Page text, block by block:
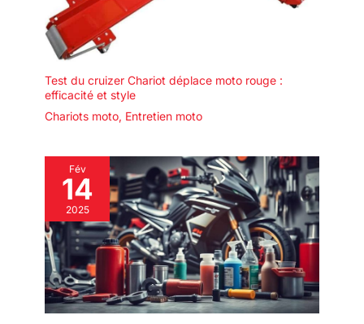
Test du cruizer Chariot déplace moto rouge :
efficacité et style
Chariots moto, Entretien moto
Fév
14
2025